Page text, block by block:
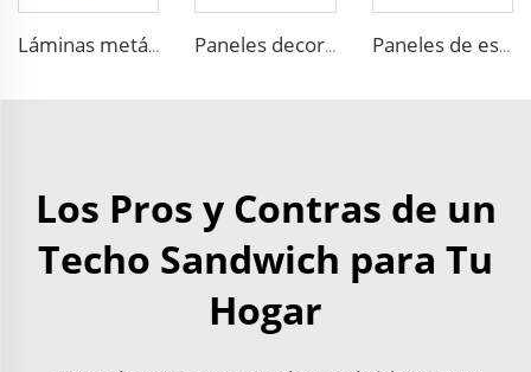
Láminas metálicas aislantes con paneles decorativos de espuma de EPS Paneles decorativos térmicos para revestimiento exterior de paredes panel estructural aislado Panel de Arena Foam Paneles de espuma EPS Prefabricados de Aislamiento para Casas con Revestimiento Metálico
Los Pros y Contras de un
Techo Sandwich para Tu
Hogar